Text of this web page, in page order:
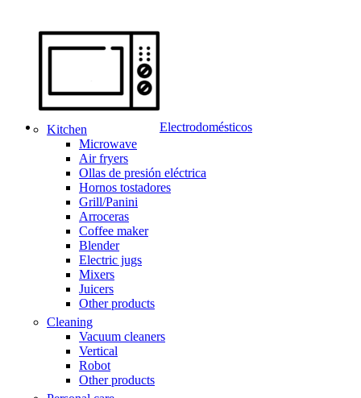
Electrodomésticos
Kitchen
Microwave
Air fryers
Ollas de presión eléctrica
Hornos tostadores
Grill/Panini
Arroceras
Coffee maker
Blender
Electric jugs
Mixers
Juicers
Other products
Cleaning
Vacuum cleaners
Vertical
Robot
Other products